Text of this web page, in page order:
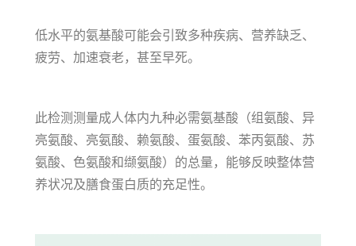
低水平的氨基酸可能会引致多种疾病、营养缺乏、
疲劳、加速衰老，甚至早死。
此检测测量成人体内九种必需氨基酸（组氨酸、异
亮氨酸、亮氨酸、赖氨酸、蛋氨酸、苯丙氨酸、苏
氨酸、色氨酸和缬氨酸）的总量，能够反映整体营
养状况及膳食蛋白质的充足性。